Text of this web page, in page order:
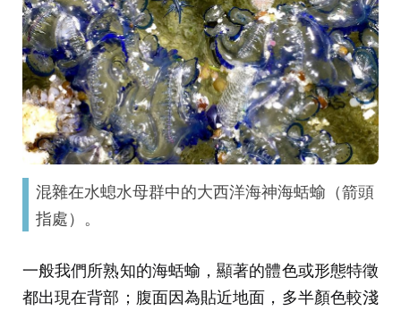
混雜在水螅水母群中的大西洋海神海蛞蝓（箭頭
指處）。
一般我們所熟知的海蛞蝓，顯著的體色或形態特徵
都出現在背部；腹面因為貼近地面，多半顏色較淺